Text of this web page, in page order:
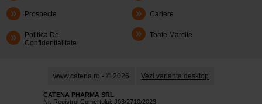
Prospecte Cariere
Politica De
Confidentialitate
Toate Marcile
www.catena.ro - © 2026 Vezi varianta desktop
CATENA PHARMA SRL
Nr. Registrul Comerţului: J03/2710/2023